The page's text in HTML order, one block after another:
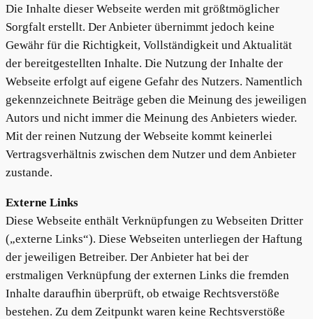
Die Inhalte dieser Webseite werden mit größtmöglicher
Sorgfalt erstellt. Der Anbieter übernimmt jedoch keine
Gewähr für die Richtigkeit, Vollständigkeit und Aktualität
der bereitgestellten Inhalte. Die Nutzung der Inhalte der
Webseite erfolgt auf eigene Gefahr des Nutzers. Namentlich
gekennzeichnete Beiträge geben die Meinung des jeweiligen
Autors und nicht immer die Meinung des Anbieters wieder.
Mit der reinen Nutzung der Webseite kommt keinerlei
Vertragsverhältnis zwischen dem Nutzer und dem Anbieter
zustande.
Externe Links
Diese Webseite enthält Verknüpfungen zu Webseiten Dritter
(„externe Links“). Diese Webseiten unterliegen der Haftung
der jeweiligen Betreiber. Der Anbieter hat bei der
erstmaligen Verknüpfung der externen Links die fremden
Inhalte daraufhin überprüft, ob etwaige Rechtsverstöße
bestehen. Zu dem Zeitpunkt waren keine Rechtsverstöße